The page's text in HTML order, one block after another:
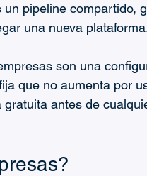
pipeline compartido,
una nueva
son una
que no aumenta por
antes de